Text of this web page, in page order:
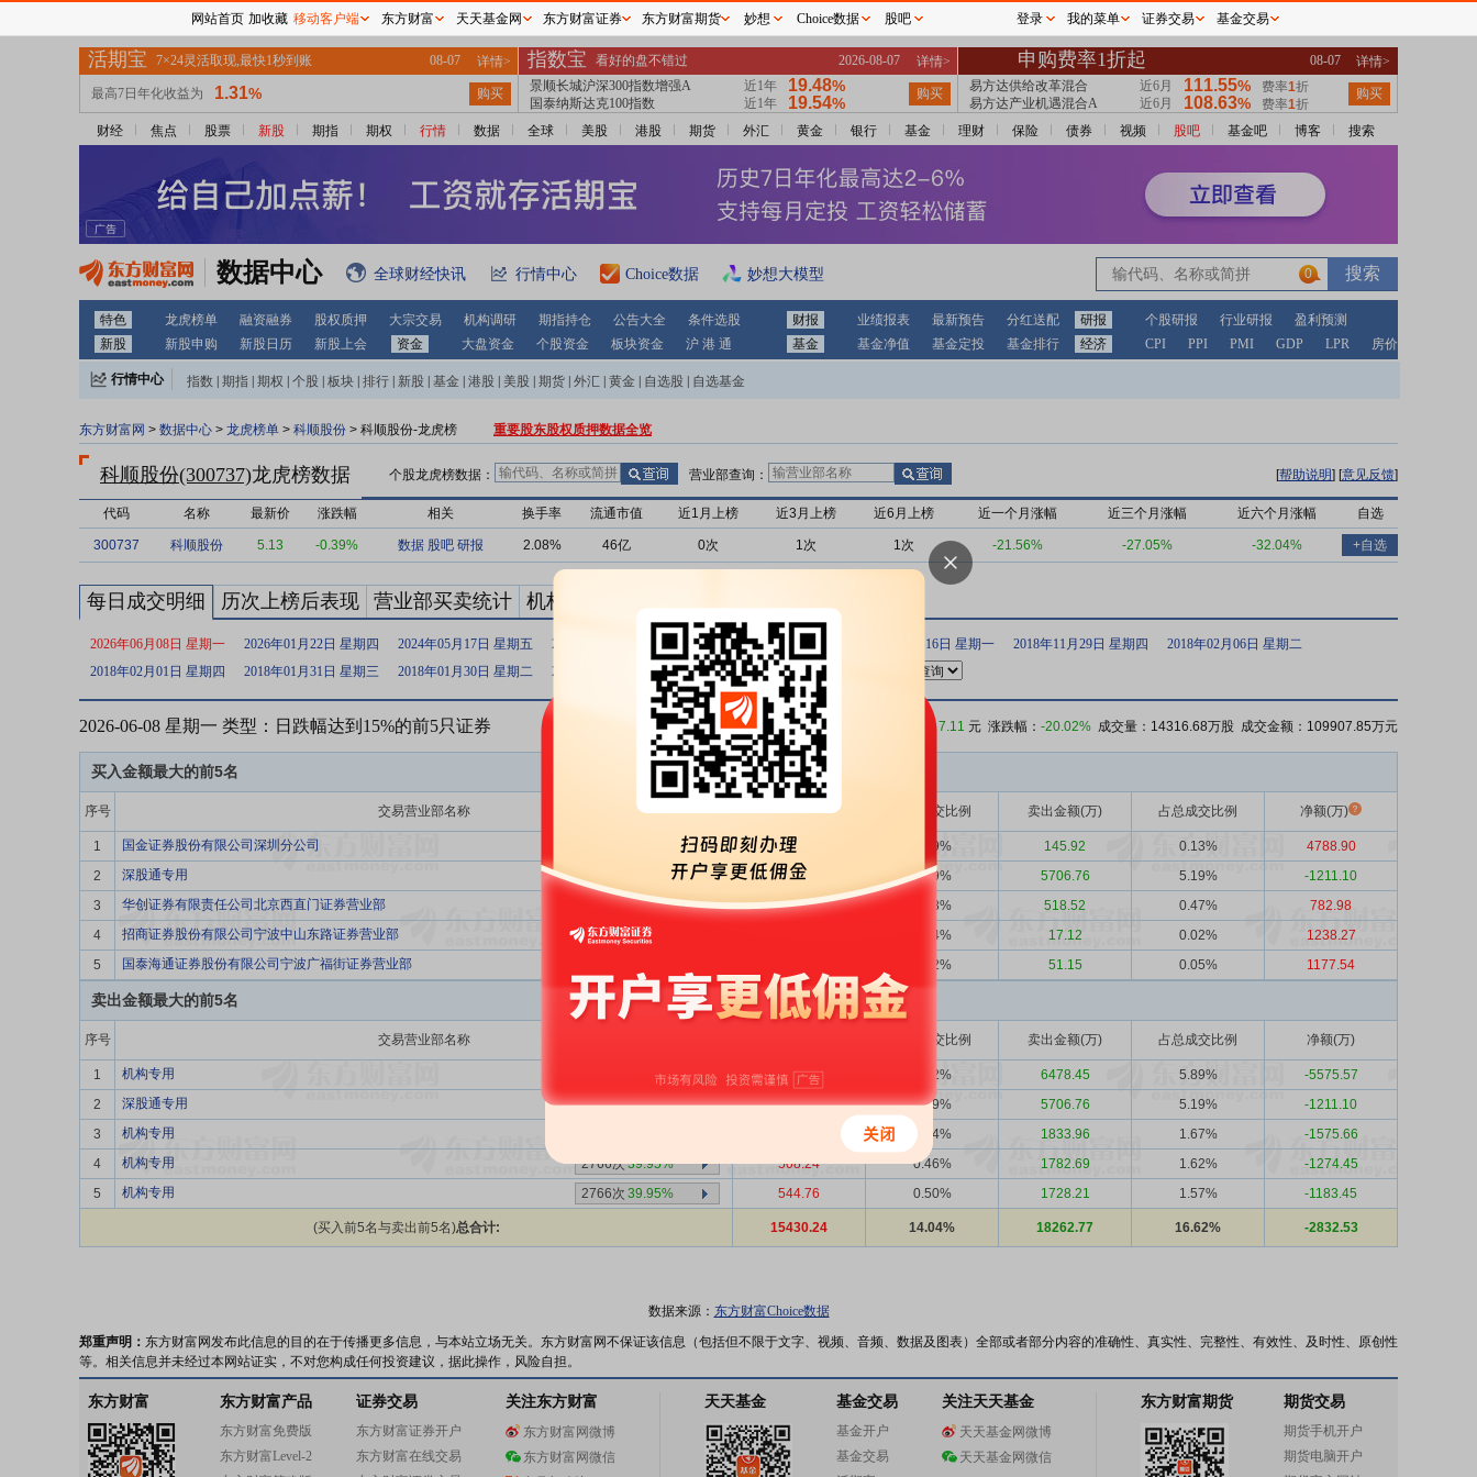
财经 焦点 股票 新股 期指 期权 行情 数据 全球 美股 港股 期货 外汇 黄金 银行 基金 理财 保险 债券 视频 股吧 基金吧 博客 搜索
数据中心 全球财经快讯 行情中心 Choice数据 妙想大模型 0
特色 龙虎榜单 融资融券 股权质押 大宗交易 机构调研 期指持仓 公告大全 条件选股 财报 业绩报表 最新预告 分红送配 研报 个股研报 行业研报
盈利预测
新股
新股申购 新股日历 新股上会 资金 大盘资金 个股资金 板块资金 沪 港 通 基金 基金净值 基金定投 基金排行 经济 CPI PPI PMI GDP LPR 房价
行情中心 指数 期指 期权 个股 板块 排行 新股 基金 港股 美股 期货 外汇 黄金 自选股 自选基金
东方财富网 > 数据中心 > 龙虎榜单 > 科顺股份 > 科顺股份-龙虎榜 重要股东股权质押数据全览
科顺股份(300737)龙虎榜数据 个股龙虎榜数据： 营业部查询： [帮助说明] [意见反馈]
代码 名称 最新价 涨跌幅 相关 换手率 流通市值 近1月上榜 近3月上榜 近6月上榜 近一个月涨幅 近三个月涨幅 近六个月涨幅 自选
300737 科顺股份 5.13 -0.39% 数据 股吧 研报 2.08% 46亿 0次 1次 1次 -21.56% -27.05% -32.04% +自选
每日成交明细 历次上榜后表现 营业部买卖统计 机构买卖统计
2026年06月08日 星期一 2026年01月22日 星期四 2024年05月17日 星期五 2020年04月21日 星期二 2020年03月20日 星期五 2020年03月16日 星期一 2018年11月29日 星期四
2018年02月06日 星期二
2018年02月01日 星期四
2018年01月31日 星期三 2018年01月30日 星期二 2018年01月29日 星期一 2018年01月25日 星期四
2026-06-08 星期一 类型：日跌幅达到15%的前5只证券 收盘价：7.11 元 涨跌幅： -20.02% 成交量：14316.68万股 成交金额：109907.85万元
买入金额最大的前5名
序号 交易营业部名称 买入金额(万) 占总成交比例 卖出金额(万) 占总成交比例 净额(万)
1 国金证券股份有限公司深圳分公司 4934.82 4.49% 145.92 0.13%
4788.90
2
深股通专用 1382次 40.52% 4495.65 4.09% 5706.76 5.19%
-1211.10
3
华创证券有限责任公司北京西直门证券营业部 10次 40.00% 1301.50 1.18% 518.52 0.47%
782.98
4
招商证券股份有限公司宁波中山东路证券营业部 3次 0.00% 1.14% 17.12 0.02%
1238.27
5
国泰海通证券股份有限公司宁波广福街证券营业部 1.12% 51.15 0.05% 1177.54
卖出金额最大的前5名
序号 交易营业部名称 占总成交比例 卖出金额(万) 占总成交比例 净额(万)
1 机构专用 39.95% 902.88 0.82% 6478.45 5.89%
-5575.57
2
深股通专用 1382次40.52% 4495.65 4.09% 5706.76 5.19%
-1211.10
3
机构专用 0.24% 1833.96 1.67%
-1575.66
4
机构专用 2766次39.95% 508.24 0.46% 1782.69 1.62%
-1274.45
5
机构专用 2766次 39.95% 544.76 0.50% 1728.21 1.57% -1183.45
(买入前5名与卖出前5名)总合计: 15430.24 14.04% 18262.77 16.62% -2832.53
数据来源： 东方财富Choice数据
郑重声明： 东方财富网发布此信息的目的在于传播更多信息，与本站立场无关。东方财富网不保证该信息（包括但不限于文字、视频、音频、数据及图表）全部或者部分内容的准确性、真实性、完整性、有效性、及时性、原创性
等。相关信息并未经过本网站证实，不对您构成任何投资建议，据此操作，风险自担。
网站首页 加收藏 移动客户端 东方财富 天天基金网 东方财富证券 东方财富期货 妙想 Choice数据 股吧 登录 我的菜单 证券交易 基金交易